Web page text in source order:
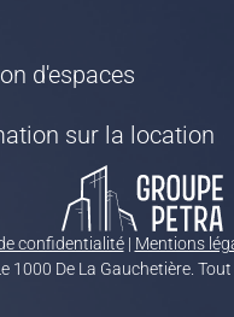
d'espaces
sur la location
confidentialité| Mentions
1000 De La Gauchetière.